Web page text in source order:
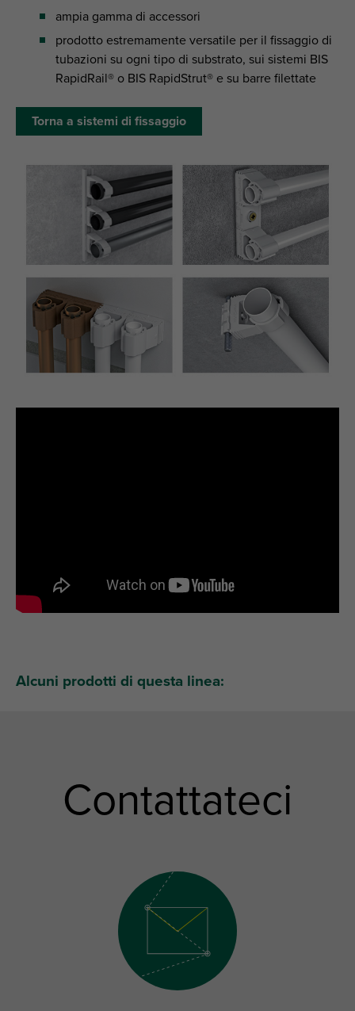
ampia gamma di accessori
prodotto estremamente versatile per il fissaggio di
tubazioni su ogni tipo di substrato, sui sistemi BIS
RapidRail® o BIS RapidStrut® e su barre filettate
Torna a sistemi di fissaggio
Alcuni prodotti di questa linea:
Contattateci